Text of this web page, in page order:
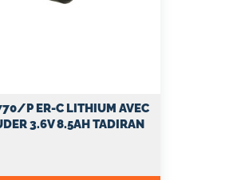
P ER-C LITHIUM AVEC
3.6V 8.5AH TADIRAN